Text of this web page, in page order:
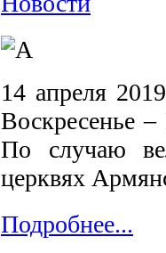
14 апреля
Воскресенье
По случаю
церквях
Подробнее...